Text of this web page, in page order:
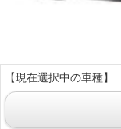
【現在選択中の車種】